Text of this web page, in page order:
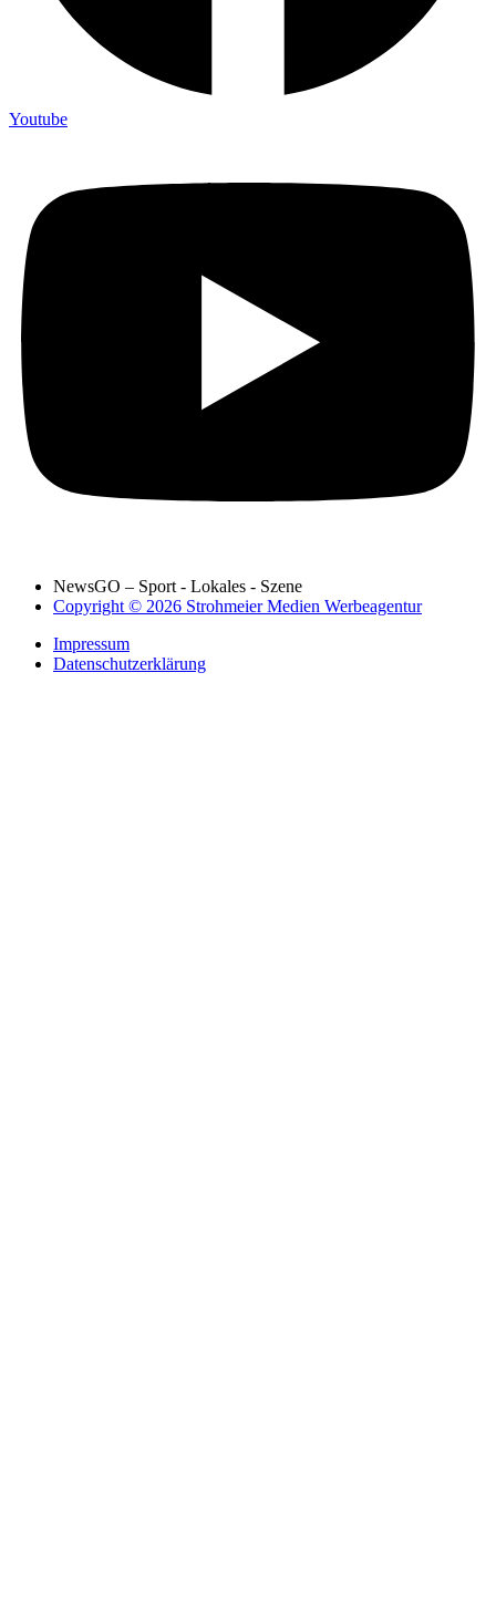
Youtube
NewsGO – Sport - Lokales - Szene
Copyright © 2026 Strohmeier Medien Werbeagentur
Impressum
Datenschutzerklärung